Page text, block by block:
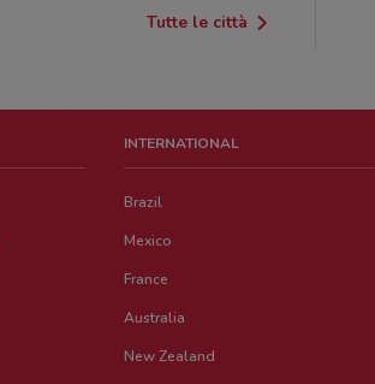
Tutte le città
INTERNATIONAL
Brazil
Mexico
France
Australia
New Zealand